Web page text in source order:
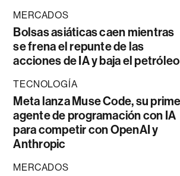
MERCADOS
Bolsas asiáticas caen mientras
se frena el repunte de las
acciones de IA y baja el petróleo
TECNOLOGÍA
Meta lanza Muse Code, su
agente de programación con IA
para competir con OpenAI y
Anthropic
MERCADOS